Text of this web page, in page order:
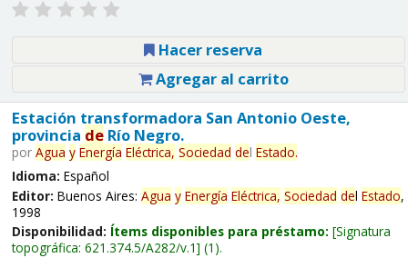
Hacer reserva
Agregar al carrito
Estación transformadora San Antonio Oeste,
provincia deRío Negro.
por Agua y Energía Eléctrica, Sociedad del Estado.
Idioma: Español
Editor: Buenos Aires: Agua y Energía Eléctrica, Sociedad del Estado,
1998
Disponibilidad: Ítems disponibles para préstamo: Signatura
topográfica: 621.374.5/A282/v.1 (1).